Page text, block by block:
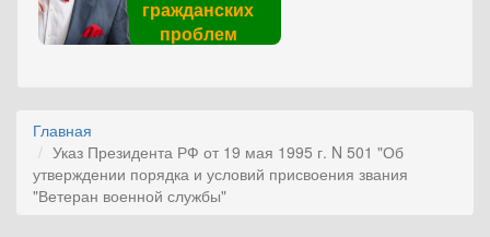
гражданских
проблем
Главная
Указ Президента РФ от 19 мая 1995 г. N 501 "Об
утверждении порядка и условий присвоения звания
"Ветеран военной службы"